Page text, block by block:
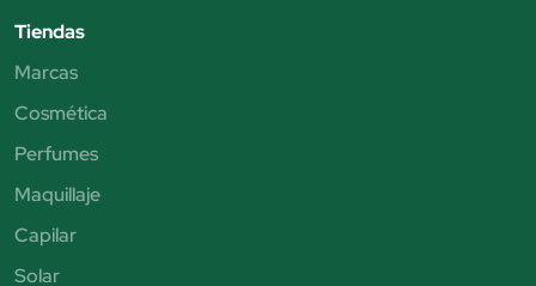
Tiendas
Marcas
Cosmética
Perfumes
Maquillaje
Capilar
Solar